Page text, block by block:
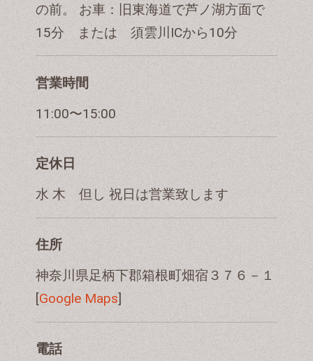
の前。 お車：旧東海道で芦ノ湖方面で
15分 または 須雲川ICから10分
営業時間
11:00〜15:00
定休日
水 木 但し 祝日は営業致します
住所
神奈川県足柄下郡箱根町畑宿３７６－１
[Google Maps]
電話